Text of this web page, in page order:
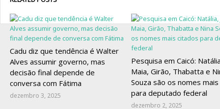
Cadu diz que tendência é Walter
Alves assumir governo, mas
decisão final depende de
conversa com Fátima
dezembro 3, 2025
Pesquisa em Caicó:
Maia, Girão, Thabatta e
Souza são os nomes
para deputado federal
dezembro 2, 2025